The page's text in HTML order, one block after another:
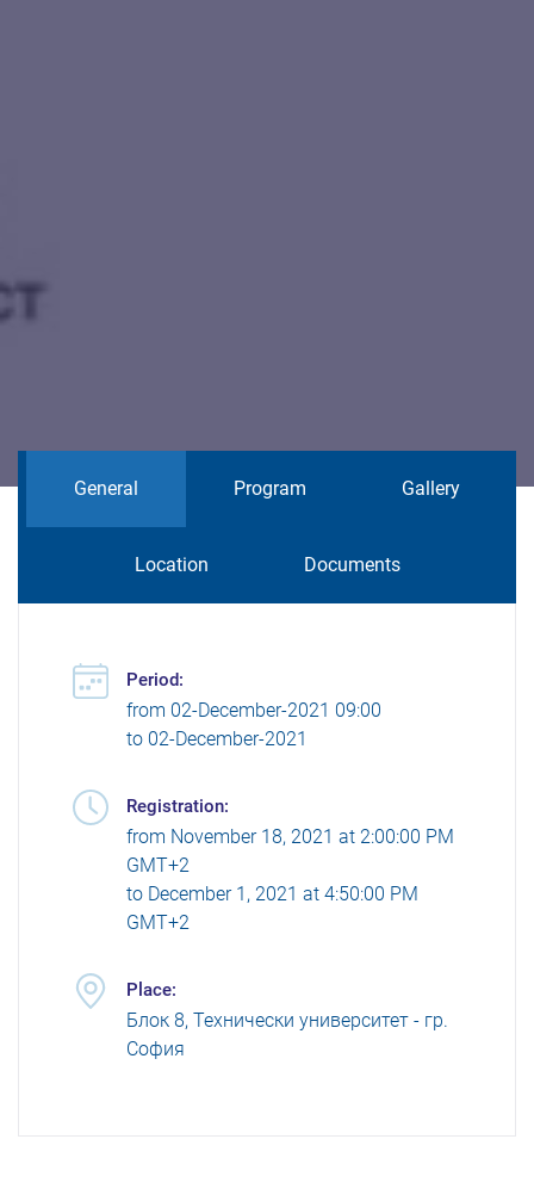
General Program Gallery
Location Documents
Period:
from 02-December-2021 09:00
to 02-December-2021
Registration:
from November 18, 2021 at 2:00:00 PM
GMT+2
to December 1, 2021 at 4:50:00 PM
GMT+2
Place:
Блок 8, Технически университет - гр.
София